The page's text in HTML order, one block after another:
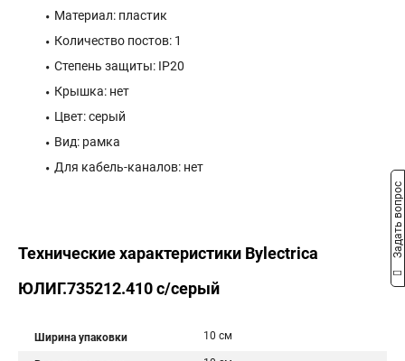
Материал: пластик
Количество постов: 1
Степень защиты: IP20
Крышка: нет
Цвет: серый
Вид: рамка
Для кабель-каналов: нет
Технические характеристики Bylectrica
ЮЛИГ.735212.410 с/серый
Ширина упаковки 10 см
Задать вопрос